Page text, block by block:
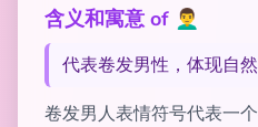
含义和寓意 of 👨‍🦱
代表卷发男性，体现自然
卷发男人表情符号代表一